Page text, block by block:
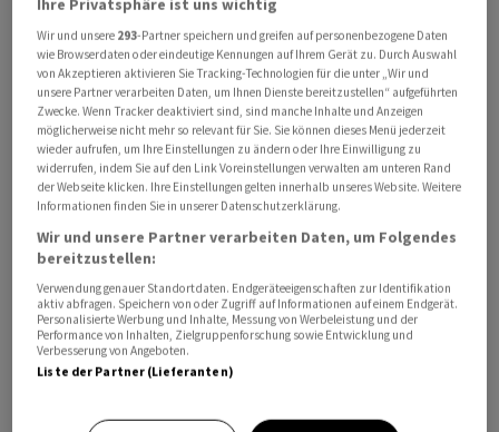
und Forschung (WBF) unterstützte das
Aussendepartement die Kandidatur von Gass.
Gass muss als Vorsitzender auch den Dialog zwischen
den Mitgliedstaaten führen und die Erarbeitung
gemeinsamer entwicklungspolitischer Standards und
Prioritäten vorantreiben. Gass wird seine Funktion
Anfang 2027 in Paris für eine vierjährige Amtszeit
antreten, wie es weiter hiess.
Angesichts geopolitischer Verschiebungen, wachsender
Finanzierungsherausforderungen und einer zunehmend
vielfältigen Geberlandschaft stehe die internationale
Entwicklungszusammenarbeit vor einem tiefgreifenden
Wandel, schrieb das EDA.
Wir und unsere 293-Partner speichern und greifen auf personenbezogene Daten
wie Browserdaten oder eindeutige Kennungen auf Ihrem Gerät zu. Durch Auswahl
von Akzeptieren aktivieren Sie Tracking-Technologien für die unter „Wir und
unsere Partner verarbeiten Daten, um Ihnen Dienste bereitzustellen“ aufgeführten
Zwecke. Wenn Tracker deaktiviert sind, sind manche Inhalte und Anzeigen
möglicherweise nicht mehr so relevant für Sie. Sie können dieses Menü jederzeit
wieder aufrufen, um Ihre Einstellungen zu ändern oder Ihre Einwilligung zu
widerrufen, indem Sie auf den Link Voreinstellungen verwalten am unteren Rand
der Webseite klicken. Ihre Einstellungen gelten innerhalb unseres Website. Weitere
Informationen finden Sie in unserer Datenschutzerklärung.
Wir und unsere Partner verarbeiten Daten, um Folgendes
bereitzustellen:
Verwendung genauer Standortdaten. Endgeräteeigenschaften zur Identifikation
aktiv abfragen. Speichern von oder Zugriff auf Informationen auf einem Endgerät.
Personalisierte Werbung und Inhalte, Messung von Werbeleistung und der
Performance von Inhalten, Zielgruppenforschung sowie Entwicklung und
Verbesserung von Angeboten.
Liste der Partner (Lieferanten)